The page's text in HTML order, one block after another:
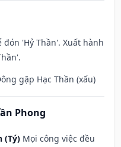
'Hỷ Thần'. Xuất hành
gặp Hạc Thần (xấu)
Phong
(Tý) Mọi công việc đều